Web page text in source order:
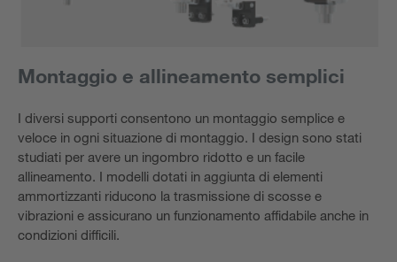
Montaggio e allineamento semplici
I diversi supporti consentono un montaggio semplice e
veloce in ogni situazione di montaggio. I design sono stati
studiati per avere un ingombro ridotto e un facile
allineamento. I modelli dotati in aggiunta di elementi
ammortizzanti riducono la trasmissione di scosse e
vibrazioni e assicurano un funzionamento affidabile anche in
condizioni difficili.